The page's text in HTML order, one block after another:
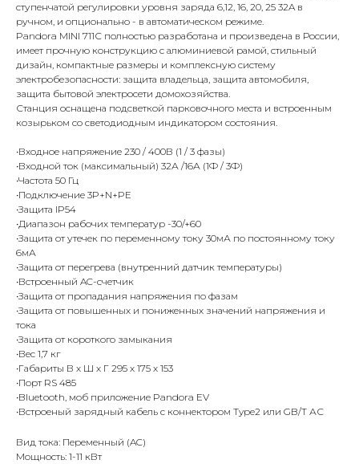
ступенчатой регулировки уровня заряда 6,12, 16, 20, 25 32A в
ручном, и опционально - в автоматическом режиме.
Pandora MINI 711С полностью разработана и произведена в России,
имеет прочную конструкцию с алюминиевой рамой, стильный
дизайн, компактные размеры и комплексную систему
электробезопасности: защита владельца, защита автомобиля,
защита бытовой электросети домохозяйства.
Станция оснащена подсветкой парковочного места и встроенным
козырьком со светодиодным индикатором состояния.
•Входное напряжение 230 / 400В (1 / 3 фазы)
•Входной ток (максимальный) 32А /16А (1Ф / 3Ф)
•Частота 50 Гц
•Подключение 3P+N+PE
•Защита IP54
•Диапазон рабочих температур -30/+60
•Защита от утечек по переменному току 30мА по постоянному току
6мА
•Защита от перегрева (внутренний датчик температуры)
•Встроенный AC-счетчик
•Защита от пропадания напряжения по фазам
•Защита от повышенных и пониженных значений напряжения и
тока
•Защита от короткого замыкания
•Вес 1,7 кг
•Габариты В х Ш х Г 295 х 175 х 153
•Порт RS 485
•Bluetooth, моб приложение Pandora EV
•Встроеный зарядный кабель с коннектором Type2 или GB/T АС
Вид тока: Переменный (AC)
Мощность: 1-11 кВт